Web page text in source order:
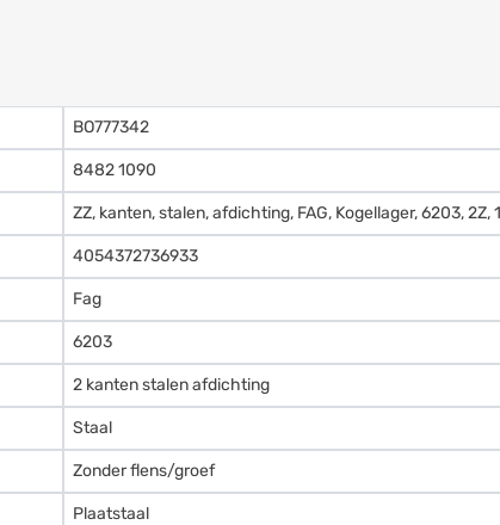
BO777342
8482 1090
ZZ, kanten, stalen, afdichting, FAG, Kogellager, 6203, 2Z,
4054372736933
Fag
6203
2 kanten stalen afdichting
Staal
Zonder flens/groef
Plaatstaal